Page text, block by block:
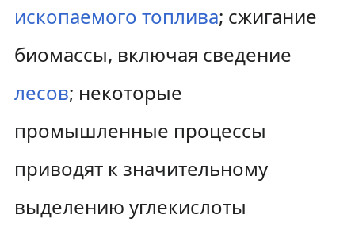
ископаемого топлива; сжигание
биомассы, включая сведение
лесов; некоторые
промышленные процессы
приводят к значительному
выделению углекислоты